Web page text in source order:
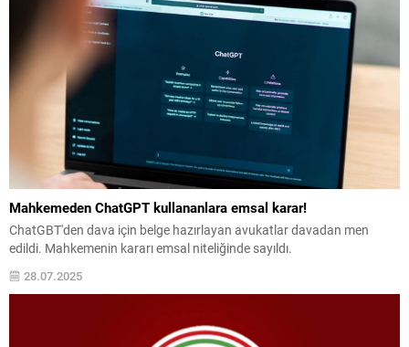
Mahkemeden ChatGPT kullananlara emsal karar!
ChatGBT'den dava için belge hazırlayan avukatlar davadan men
edildi. Mahkemenin kararı emsal niteliğinde sayıldı.
28.07.2025